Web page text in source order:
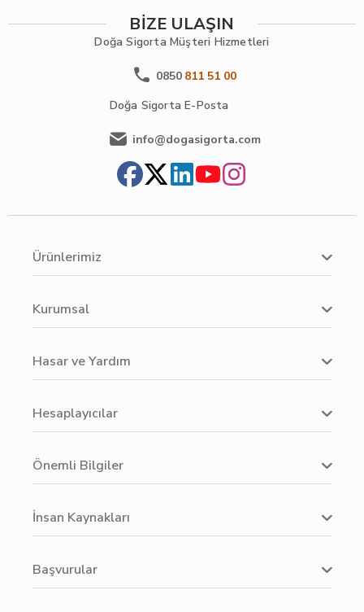
BİZE ULAŞIN
Doğa Sigorta Müşteri Hizmetleri
0850 811 51 00
Doğa SigortaE-Posta
info@dogasigorta.com
Ürünlerimiz
Kurumsal
Hasar ve Yardım
Hesaplayıcılar
Önemli Bilgiler
İnsan Kaynakları
Başvurular